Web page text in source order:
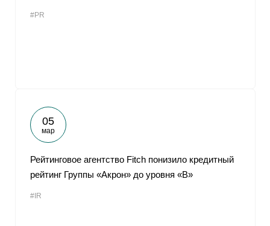
#PR
05
мар
Рейтинговое агентство Fitch понизило кредитный
рейтинг Группы «Акрон» до уровня «B»
#IR